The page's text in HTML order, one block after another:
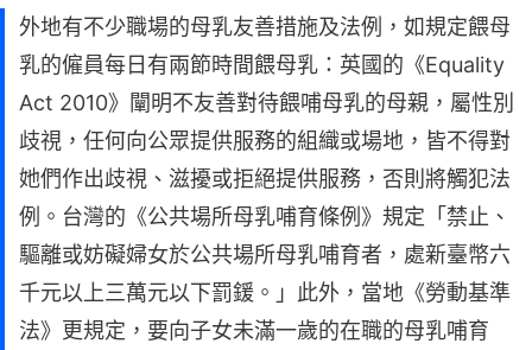
外地有不少職場的母乳友善措施及法例，如規定餵母
乳的僱員每日有兩節時間餵母乳：英國的《Equality
Act 2010》闡明不友善對待餵哺母乳的母親，屬性別
歧視，任何向公眾提供服務的組織或場地，皆不得對
她們作出歧視、滋擾或拒絕提供服務，否則將觸犯法
例。台灣的《公共場所母乳哺育條例》規定「禁止、
驅離或妨礙婦女於公共場所母乳哺育者，處新臺幣六
千元以上三萬元以下罰鍰。」此外，當地《勞動基準
法》更規定，要向子女未滿一歲的在職的母乳哺育